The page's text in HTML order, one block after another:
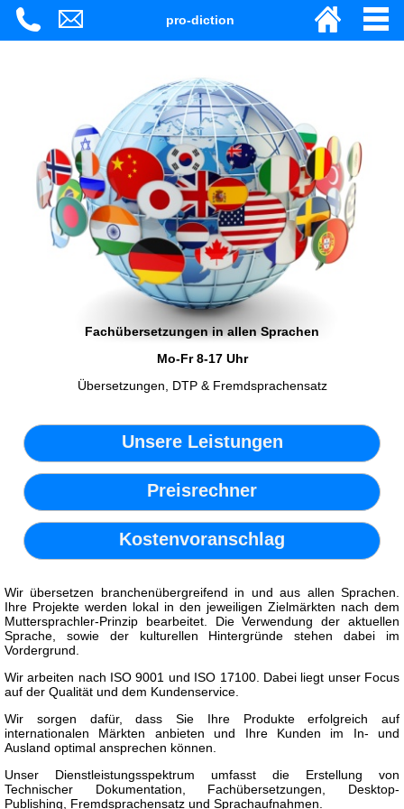
pro-diction
Fachübersetzungen in allen Sprachen
Mo-Fr 8-17 Uhr
Übersetzungen, DTP & Fremdsprachensatz
Unsere Leistungen
Preisrechner
Kostenvoranschlag
Wir übersetzen branchenübergreifend in und aus allen Sprachen.
Ihre Projekte werden lokal in den jeweiligen Zielmärkten nach dem
Muttersprachler-Prinzip bearbeitet. Die Verwendung der aktuellen
Sprache, sowie der kulturellen Hintergründe stehen dabei im
Vordergrund.
Wir arbeiten nach ISO 9001 und ISO 17100. Dabei liegt unser Focus
auf der Qualität und dem Kundenservice.
Wir sorgen dafür, dass Sie Ihre Produkte erfolgreich auf
internationalen Märkten anbieten und Ihre Kunden im In- und
Ausland optimal ansprechen können.
Unser Dienstleistungsspektrum umfasst die Erstellung von
Technischer Dokumentation, Fachübersetzungen, Desktop-
Publishing, Fremdsprachensatz und Sprachaufnahmen.